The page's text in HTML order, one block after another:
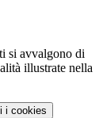
si avvalgono di
illustrate nella
i cookies